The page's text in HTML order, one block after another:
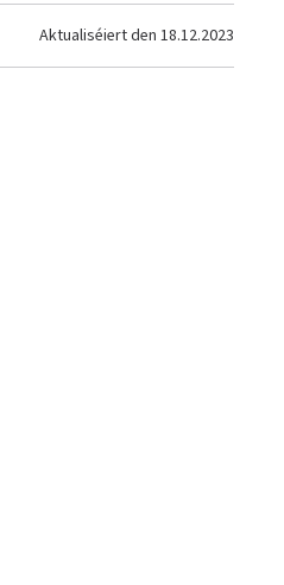
Aktualiséiert den 18.12.2023